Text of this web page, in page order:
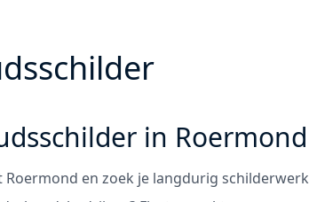
in Roermond
en zoek je langdurig schilderwerk